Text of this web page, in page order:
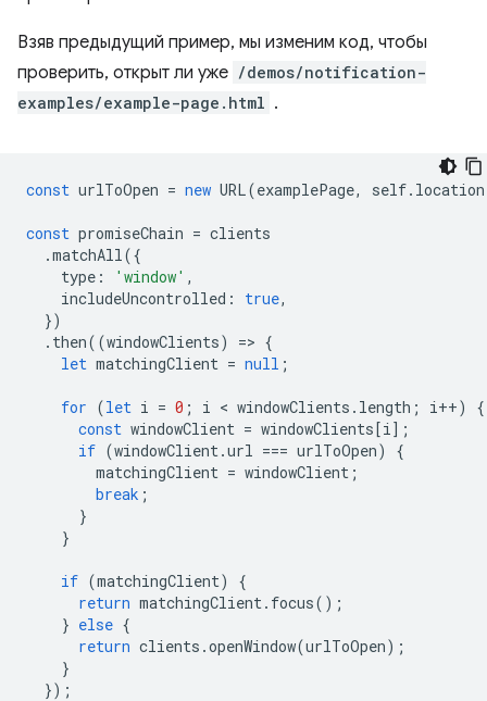
Взяв предыдущий пример, мы изменим код, чтобы
проверить, открыт ли уже /demos/notification-
examples/example-page.html .
const urlToOpen = new URL(examplePage, self. location
const promiseChain = clients
.matchAll({
type : 'window' ,
includeUncontrolled : true,
})
. then((windowClients) => {
let matchingClient = null ;
for (let i = 0 ; i < windowClients . length ; i++)
{
const windowClient = windowClients[i];
if (windowClient.url === urlToOpen)
{
matchingClient = windowClient ;
break ;
}
}
if (matchingClient)
{
return matchingClient. focus();
} else {
return clients .openWindow(urlToOpen);
}
});